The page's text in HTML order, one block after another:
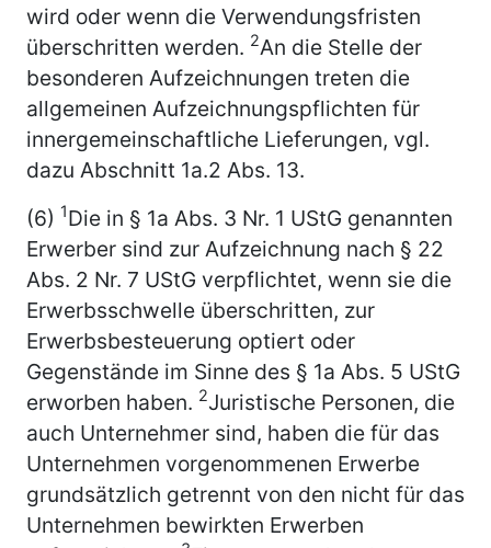
wird oder wenn die Verwendungsfristen
überschritten werden. 2An die Stelle der
besonderen Aufzeichnungen treten die
allgemeinen Aufzeichnungspflichten für
innergemeinschaftliche Lieferungen, vgl.
dazu Abschnitt 1a.2 Abs. 13.
(6) 1Die in § 1a Abs. 3 Nr. 1 UStG genannten
Erwerber sind zur Aufzeichnung nach § 22
Abs. 2 Nr. 7 UStG verpflichtet, wenn sie die
Erwerbsschwelle überschritten, zur
Erwerbsbesteuerung optiert oder
Gegenstände im Sinne des § 1a Abs. 5 UStG
erworben haben. 2Juristische Personen, die
auch Unternehmer sind, haben die für das
Unternehmen vorgenommenen Erwerbe
grundsätzlich getrennt von den nicht für das
Unternehmen bewirkten Erwerben